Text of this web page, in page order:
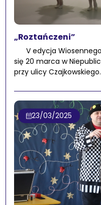
„Roztańczeni”
V edycja Wiosennego
się 20 marca w
przy ulicy
23/03/2025